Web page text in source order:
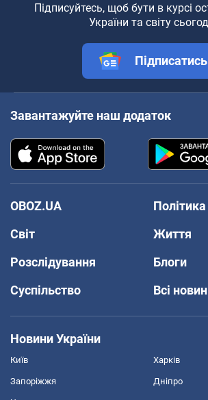
Підписуйтесь, щоб бути в курсі
України та світу
Підписатись
Завантажуйте наш додаток
OBOZ.UA
Політика
Світ
Життя
Розслідування
Блоги
Суспільство
Всі
Новини України
Київ Харків
Запоріжжя Дніпро